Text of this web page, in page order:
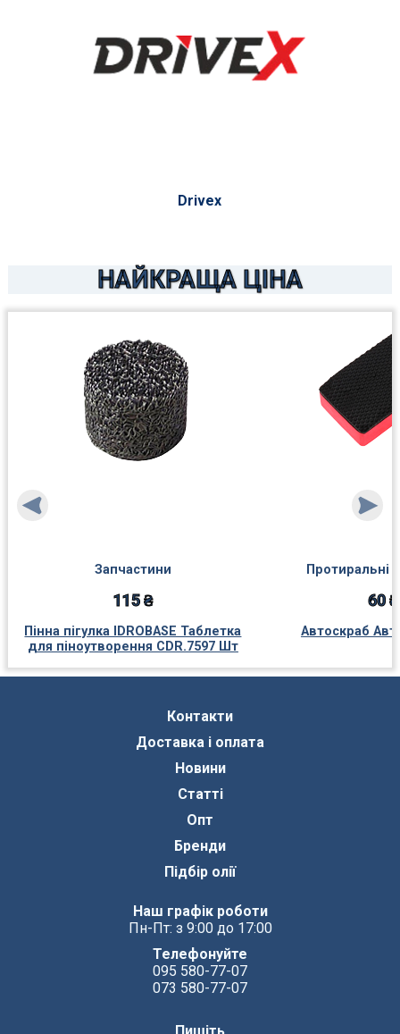
Drivex
НАЙКРАЩА ЦІНА
Запчастини
115 ₴
Пінна пігулка IDROBASE Таблетка
для піноутворення CDR.7597 Шт
Протиральні
60 ₴
Автоскраб
Контакти
Доставка і оплата
Новини
Статті
Опт
Бренди
Підбір олії
Наш графік роботи
Пн-Пт: з 9:00 до 17:00
Телефонуйте
095 580-77-07
073 580-77-07